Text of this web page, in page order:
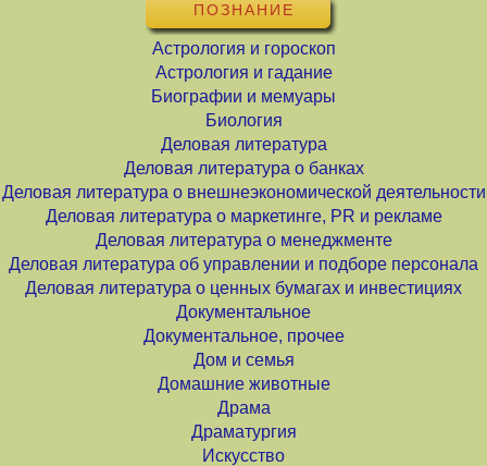
ПОЗНАНИЕ
Астрология и гороскоп
Астрология и гадание
Биографии и мемуары
Биология
Деловая литература
Деловая литература о банках
Деловая литература о внешнеэкономической деятельности
Деловая литература о маркетинге, PR и рекламе
Деловая литература о менеджменте
Деловая литература об управлении и подборе персонала
Деловая литература о ценных бумагах и инвестициях
Документальное
Документальное, прочее
Дом и семья
Домашние животные
Драма
Драматургия
Искусство